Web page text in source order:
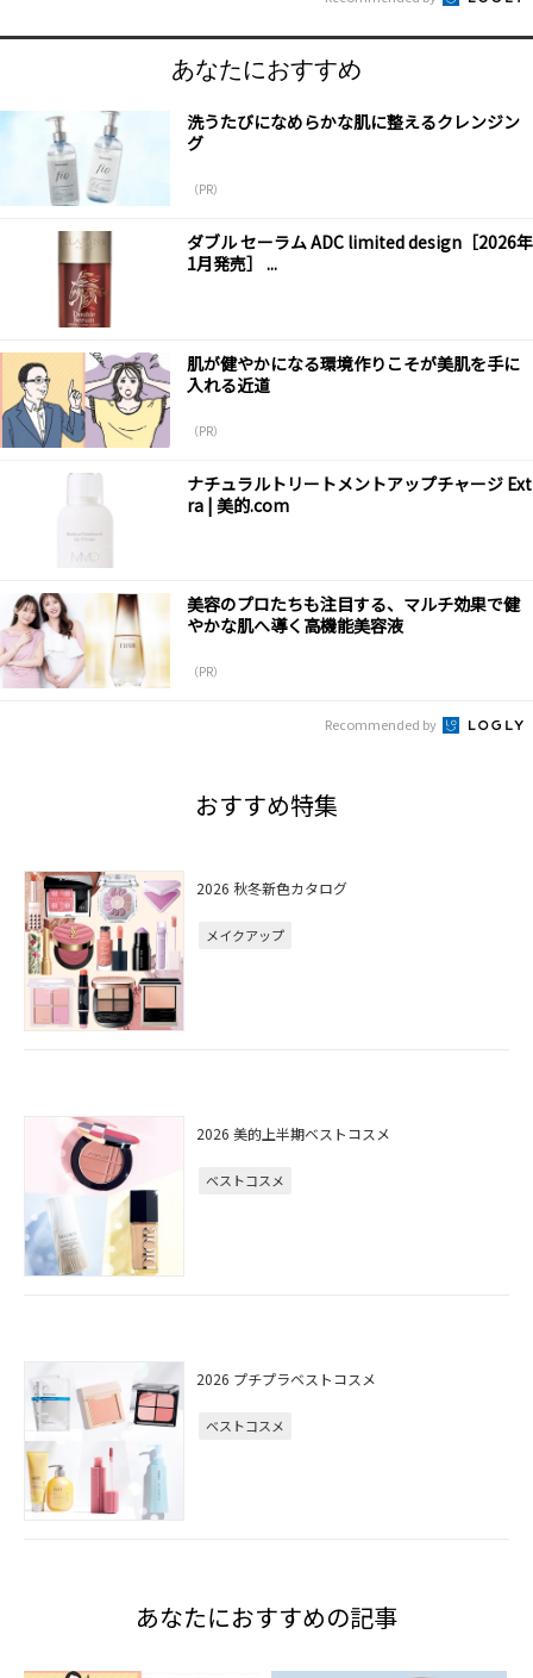
あなたにおすすめ
洗うたびになめらかな肌に整えるクレンジン
グ
（PR）
ダブル セーラム ADC limited design［2026年
1月発売］ ...
肌が健やかになる環境作りこそが美肌を手に
入れる近道
（PR）
ナチュラルトリートメントアップチャージ Ext
ra | 美的.com
美容のプロたちも注目する、マルチ効果で健
やかな肌へ導く高機能美容液
（PR）
Recommended by
おすすめ特集
2026 秋冬新色カタログ
メイクアップ
2026 美的上半期ベストコスメ
ベストコスメ
2026 プチプラベストコスメ
ベストコスメ
あなたにおすすめの記事